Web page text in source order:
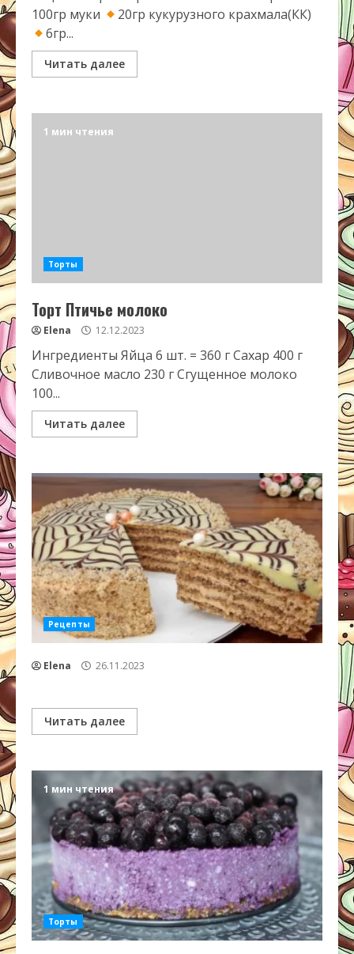
100гр муки
20гр кукурузного крахмала(КК)
6гр...
Читать далее
1 мин чтения
Торты
Торт Птичье молоко
Elena 12.12.2023
Ингредиенты Яйца 6 шт. = 360 г Сахар 400 г
Сливочное масло 230 г Сгущенное молоко
100...
Читать далее
Рецепты
Elena 26.11.2023
Читать далее
1 мин чтения
Торты